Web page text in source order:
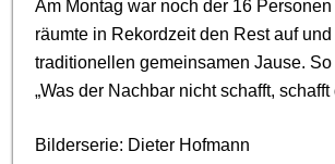
Am Montag war noch der 16
räumte in Rekordzeit den Rest auf
traditionellen gemeinsamen Jause.
„Was der Nachbar nicht schafft,
Bilderserie: Dieter Hofmann